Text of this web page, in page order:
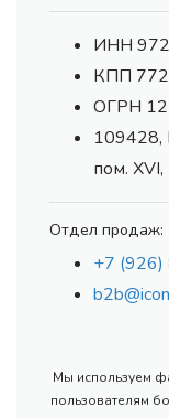
ИНН
КПП
ОГРН
109428,
пом.
Отдел продаж:
+7
Мы используем
пользователям